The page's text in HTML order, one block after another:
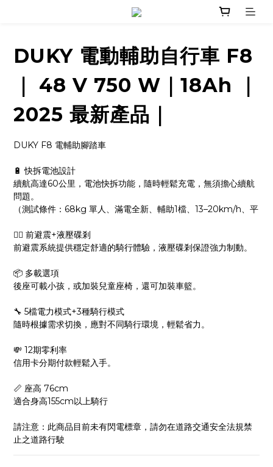
DUKY 電動輔助自行車 F8
｜ 48 V 750 W｜18Ah ｜
2025 最新產品｜
DUKY F8 電輔助腳踏車
🔋 快拆電池設計
續航高達60公里，電池快拆功能，隨時輕鬆充電，無須擔心續航
問題。
（測試條件：68kg 單人、滿電全新、輔助1檔、13–20km/h、平
🚴‍♂️ 前避震+液壓碟剎
前避震系統提供穩定舒適的騎行體驗，液壓碟剎保證強力制動。
📦 多載選項
後座可載小孩，或加裝兒童座椅，還可加裝車籃。
🔧 5檔電力模式+3種騎行模式
隨時根據需求切換，應對不同騎行環境，輕鬆省力。
💸 12期零利率
信用卡分期付款輕鬆入手。
📏 座高 76cm
適合身高155cm以上騎行
請注意：此商品目前未有閃電標章，請勿在道路交通安全法規禁
止之道路行駛